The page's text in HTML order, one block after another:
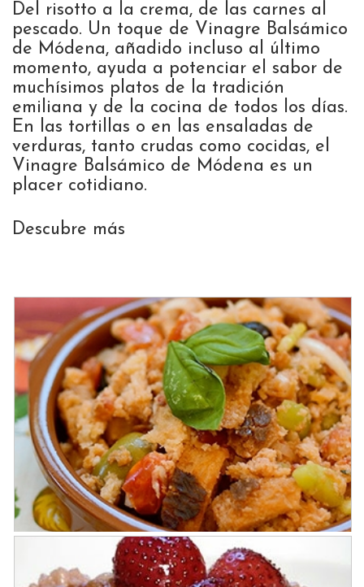
Del risotto a la crema, de las carnes al
pescado. Un toque de Vinagre Balsámico
de Módena, añadido incluso al último
momento, ayuda a potenciar el sabor de
muchísimos platos de la tradición
emiliana y de la cocina de todos los días.
En las tortillas o en las ensaladas de
verduras, tanto crudas como cocidas, el
Vinagre Balsámico de Módena es un
placer cotidiano.
Descubre más